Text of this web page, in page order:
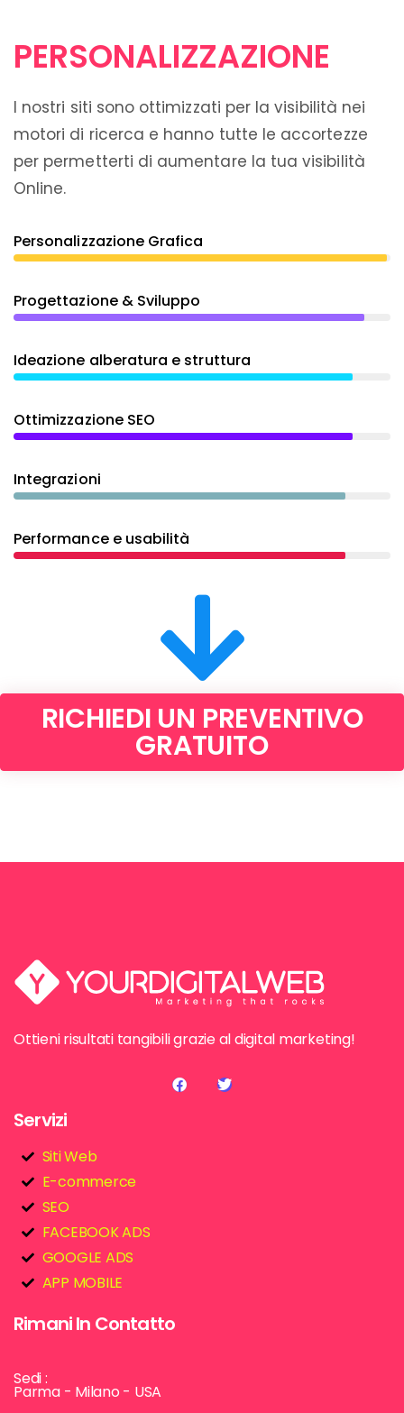
PERSONALIZZAZIONE
I nostri siti sono ottimizzati per la visibilità nei
motori di ricerca e hanno tutte le accortezze
per permetterti di aumentare la tua visibilità
Online.
Personalizzazione Grafica
Progettazione & Sviluppo
Ideazione alberatura e struttura
Ottimizzazione SEO
Integrazioni
Performance e usabilità
RICHIEDI UN PREVENTIVO
GRATUITO
Ottieni risultati tangibili grazie al digital marketing!
Servizi
Siti Web
E-commerce
SEO
FACEBOOK ADS
GOOGLE ADS
APP MOBILE
Rimani In Contatto
Sedi :
Parma - Milano - USA